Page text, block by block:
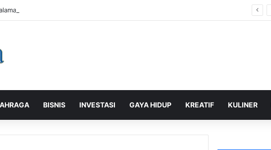
Pelanggan, PLN Icon Plus Sabet Tiga Penghargaan CCW 2026
BISNIS INVESTASI GAYA HIDUP KREATIF KULINER